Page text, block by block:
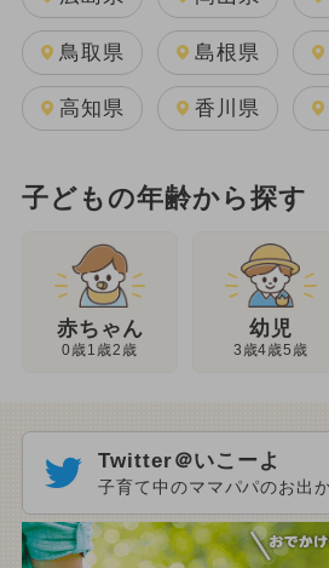
鳥取県 島根県
高知県 香川県
子どもの年齢から探す
赤ちゃん
0歳1歳2歳
幼児
3歳4歳5歳
Twitter＠いこーよ
子育て中のママパパのお出